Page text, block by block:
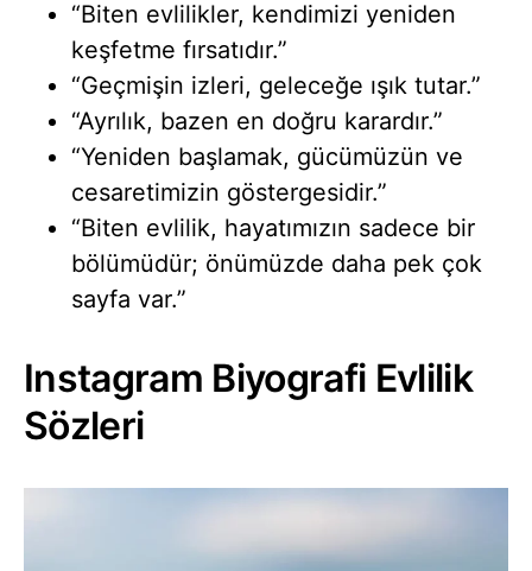
“Biten evlilikler, kendimizi yeniden
keşfetme fırsatıdır.”
“Geçmişin izleri, geleceğe ışık tutar.”
“Ayrılık, bazen en doğru karardır.”
“Yeniden başlamak, gücümüzün ve
cesaretimizin göstergesidir.”
“Biten evlilik, hayatımızın sadece bir
bölümüdür; önümüzde daha pek çok
sayfa var.”
Instagram Biyografi Evlilik
Sözleri